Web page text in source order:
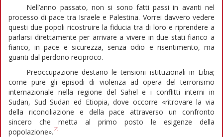
Nell’anno passato, non si sono fatti passi in avanti nel
processo di pace tra Israele e Palestina. Vorrei davvero vedere
questi due popoli ricostruire la fiducia tra di loro e riprendere a
parlarsi direttamente per arrivare a vivere in due stati fianco a
fianco, in pace e sicurezza, senza odio e risentimento, ma
guariti dal perdono reciproco.
Preoccupazione destano le tensioni istituzionali in Libia;
come pure gli episodi di violenza ad opera del terrorismo
internazionale nella regione del Sahel e i conflitti interni in
Sudan, Sud Sudan ed Etiopia, dove occorre «ritrovare la via
della riconciliazione e della pace attraverso un confronto
sincero che metta al primo posto le esigenze della
popolazione». [7]